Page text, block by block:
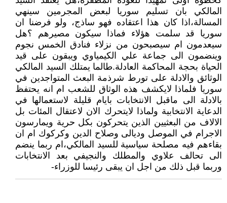
المالكي بان تسليم سوريا لبعض المجرمين سينهي
المسالة،اذا كان هذا اعتقاده فهو ساذج، ولو فرضنا ان
سوريا قد سلمت هؤلاء فماذا سيكون مصيرهم ؟هل
سيعدمون ام سيصبحون من نزلاء فنادق الخمس نجوم
وينضمون الى جماعة علي الكيمياوي ويبقون على قيد
الحياة بحجة المحاكمة العادلة.طالما يمتلك السيد المالكي
الوثائق والادلة على تورط شرذمة البعث المتواجدين في
سوريا فلماذا لايكشف هذه الوثاق للشعب ام انه يحتفظ
بالادلة الى ماقبل الانتخابات بايام قليلة لاستعمالها في
الدعاية الانتخابية ولماذا لايتحرك الان لاعتقال المئات بل
الالاف من البعثيين الذين يتحركون بكل حرية ويمارسون
الاجرام في الموصل وديالى وصلاح الدين وكركوك ام ان
بقاءهم فيه مصلحة سياسية للسيد المالكي،ام ربما ينضم
الى تحالف علاوي والمطلك والنجيفي بعد الانتخابات
وربما قبل ذلك من اجل ان يبقى رئيسا للوزراء-